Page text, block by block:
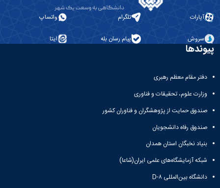
آپارات تلگرام واتساپ
سروش پیام رسان بله ایتا
پیوندها
دفتر مقام معظم رهبری
وزارت علوم، تحقیقات و فناوری
صندوق حمایت از پژوهشگران و فناوران کشور
صندوق رفاه دانشجویان
بنیاد نخبگان استان همدان
شبکه آزمایشگاه‌های علمی ایران(شاعا)
دانشگاه بین‌المللی D-۸